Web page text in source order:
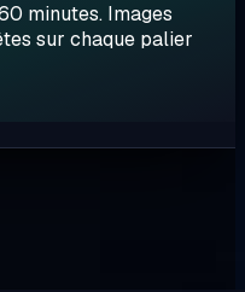
minutes. Images
sur chaque palier